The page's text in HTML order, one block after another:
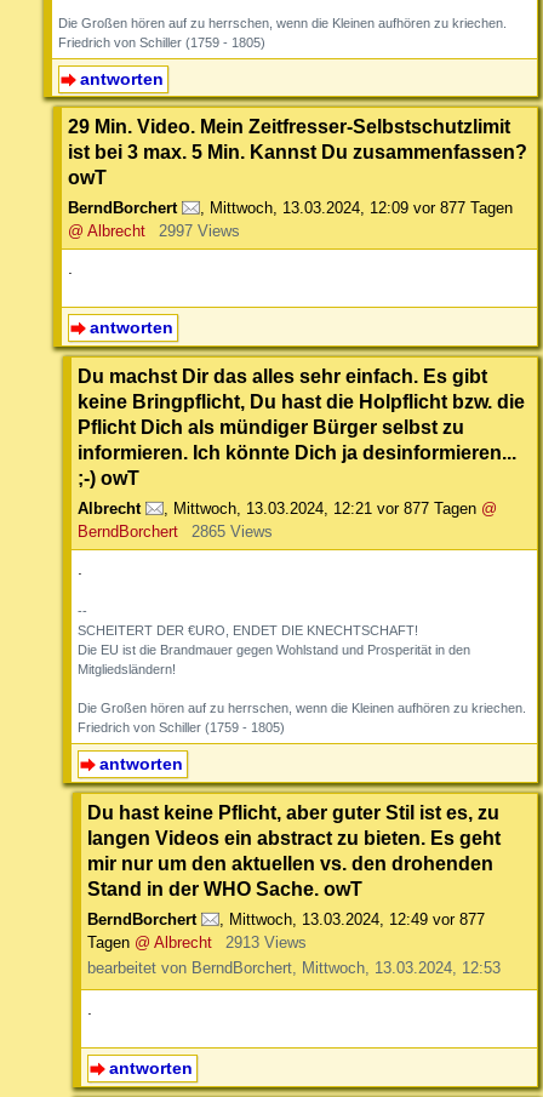
Die Großen hören auf zu herrschen, wenn die Kleinen aufhören zu kriechen.
Friedrich von Schiller (1759 - 1805)
antworten
29 Min. Video. Mein Zeitfresser-Selbstschutzlimit
ist bei 3 max. 5 Min. Kannst Du zusammenfassen?
owT
BerndBorchert , Mittwoch, 13.03.2024, 12:09 vor 877 Tagen
@ Albrecht
2997 Views
.
antworten
Du machst Dir das alles sehr einfach. Es gibt
keine Bringpflicht, Du hast die Holpflicht bzw. die
Pflicht Dich als mündiger Bürger selbst zu
informieren. Ich könnte Dich ja desinformieren...
;-) owT
Albrecht , Mittwoch, 13.03.2024, 12:21 vor 877 Tagen @
BerndBorchert
2865 Views
.
--
SCHEITERT DER €URO, ENDET DIE KNECHTSCHAFT!
Die EU ist die Brandmauer gegen Wohlstand und Prosperität in den
Mitgliedsländern!
Die Großen hören auf zu herrschen, wenn die Kleinen aufhören zu kriechen.
Friedrich von Schiller (1759 - 1805)
antworten
Du hast keine Pflicht, aber guter Stil ist es, zu
langen Videos ein abstract zu bieten. Es geht
mir nur um den aktuellen vs. den drohenden
Stand in der WHO Sache. owT
BerndBorchert , Mittwoch, 13.03.2024, 12:49 vor 877
Tagen @ Albrecht
2913 Views
bearbeitet von BerndBorchert, Mittwoch, 13.03.2024, 12:53
antworten